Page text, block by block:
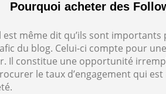
Pourquoi acheter des
même dit qu’ils sont importants
du blog. Celui-ci compte pour
Il constitue une opportunité
le taux d’engagement qui